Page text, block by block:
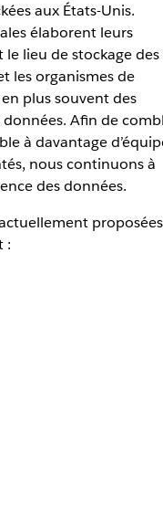
aux États-Unis.
élaborent leurs
lieu de stockage des
les organismes de
plus souvent des
Afin de
à davantage
nous continuons à
des données.
proposées
: